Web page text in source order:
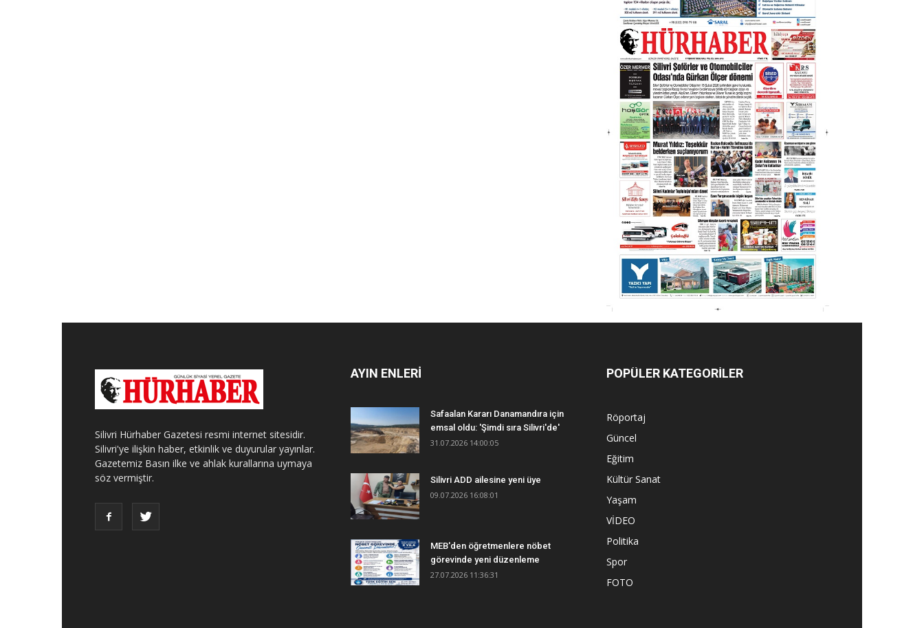
Silivri Hürhaber Gazetesi resmi internet sitesidir.
Silivri'ye ilişkin haber, etkinlik ve duyurular yayınlar.
Gazetemiz Basın ilke ve ahlak kurallarına uymaya
söz vermiştir.
AYIN ENLERİ
Safaalan Kararı Danamandıra için
emsal oldu: 'Şimdi sıra Silivri'de'
31.07.2026 14:00:05
Silivri ADD ailesine yeni üye
09.07.2026 16:08:01
MEB'den öğretmenlere nöbet
görevinde yeni düzenleme
27.07.2026 11:36:31
POPÜLER KATEGORİLER
Röportaj
Güncel
Eğitim
Kültür Sanat
Yaşam
VİDEO
Politika
Spor
FOTO